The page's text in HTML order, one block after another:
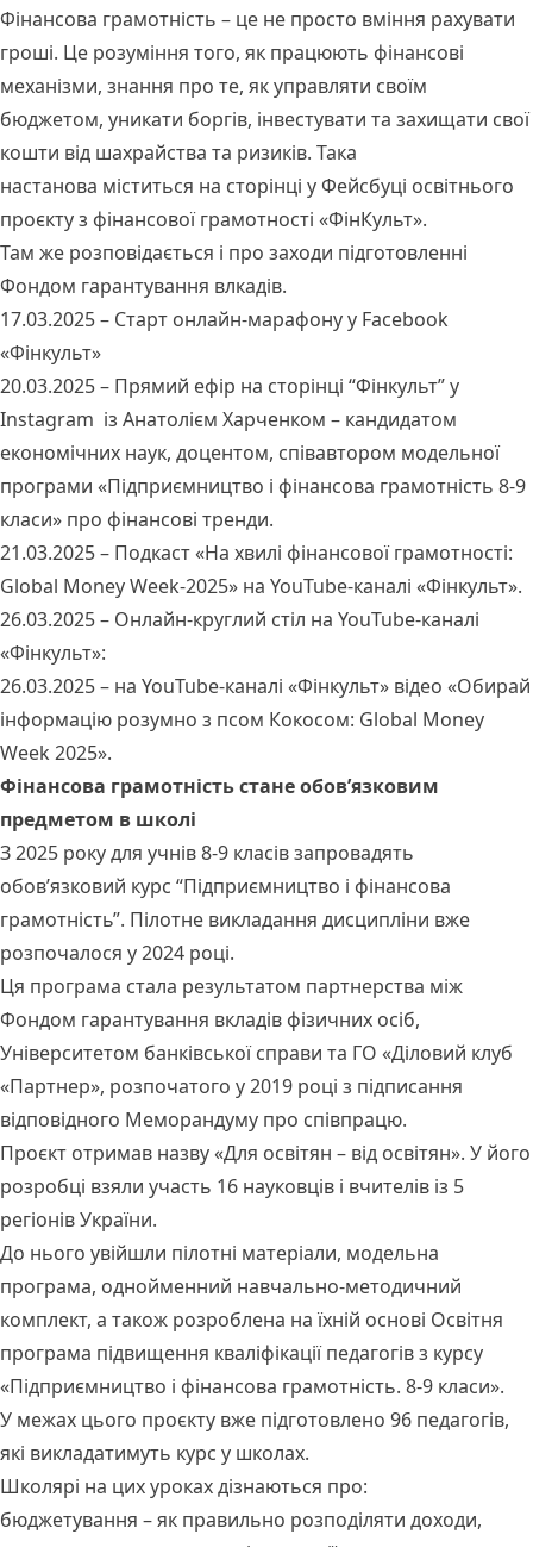
Фінансова грамотність – це не просто вміння рахувати
гроші. Це розуміння того, як працюють фінансові
механізми, знання про те, як управляти своїм
бюджетом, уникати боргів, інвестувати та захищати свої
кошти від шахрайства та ризиків. Така
настанова міститься на сторінці у Фейсбуці освітнього
проєкту з фінансової грамотності «ФінКульт».
Там же розповідається і про заходи підготовленні
Фондом гарантування влкадів.
17.03.2025 – Старт онлайн-марафону у Facebook
«Фінкульт»
20.03.2025 – Прямий ефір на сторінці “Фінкульт” у
Instagram із Анатолієм Харченком – кандидатом
економічних наук, доцентом, співавтором модельної
програми «Підприємництво і фінансова грамотність 8-9
класи» про фінансові тренди.
21.03.2025 – Подкаст «На хвилі фінансової грамотності:
Global Money Week-2025» на YouTube-каналі «Фінкульт».
26.03.2025 – Онлайн-круглий стіл на YouTube-каналі
«Фінкульт»:
26.03.2025 – на YouTube-каналі «Фінкульт» відео «Обирай
інформацію розумно з псом Кокосом: Global Money
Week 2025».
Фінансова грамотність стане обов’язковим
предметом в школі
З 2025 року для учнів 8-9 класів запровадять
обов’язковий курс “Підприємництво і фінансова
грамотність”. Пілотне викладання дисципліни вже
розпочалося у 2024 році.
Ця програма стала результатом партнерства між
Фондом гарантування вкладів фізичних осіб,
Університетом банківської справи та ГО «Діловий клуб
«Партнер», розпочатого у 2019 році з підписання
відповідного Меморандуму про співпрацю.
Проєкт отримав назву «Для освітян – від освітян». У його
розробці взяли участь 16 науковців і вчителів із 5
регіонів України.
До нього увійшли пілотні матеріали, модельна
програма, однойменний навчально-методичний
комплект, а також розроблена на їхній основі Освітня
програма підвищення кваліфікації педагогів з курсу
«Підприємництво і фінансова грамотність. 8-9 класи».
У межах цього проєкту вже підготовлено 96 педагогів,
які викладатимуть курс у школах.
Школярі на цих урокахдізнаються про:
бюджетування – як правильно розподіляти доходи,